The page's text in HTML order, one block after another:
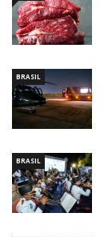
BRASIL
BRASIL